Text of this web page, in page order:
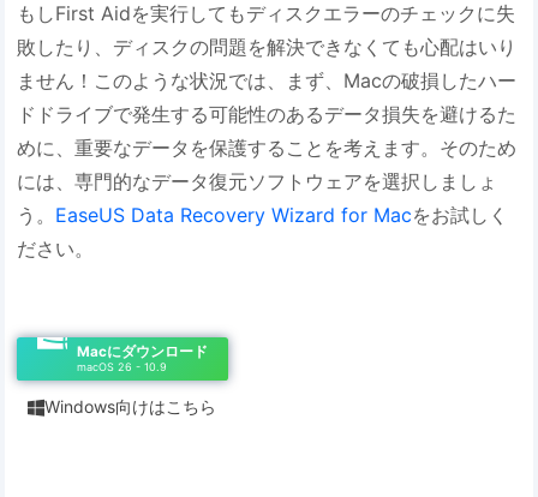
もしFirst Aidを実行してもディスクエラーのチェックに失
敗したり、ディスクの問題を解決できなくても心配はいり
ません！このような状況では、まず、Macの破損したハー
ドドライブで発生する可能性のあるデータ損失を避けるた
めに、重要なデータを保護することを考えます。そのため
には、専門的なデータ復元ソフトウェアを選択しましょ
う。 EaseUS Data Recovery Wizard for Macをお試しく
ださい。
Macにダウンロード
macOS 26 - 10.9
Windows向けはこちら